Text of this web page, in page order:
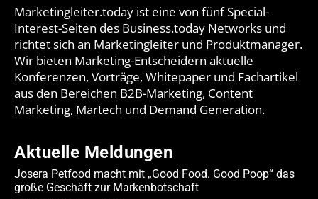
Marketingleiter.today ist eine von fünf Special-
Interest-Seiten des Business.today Networks und
richtet sich an Marketingleiter und Produktmanager.
Wir bieten Marketing-Entscheidern aktuelle
Konferenzen, Vorträge, Whitepaper und Fachartikel
aus den Bereichen B2B-Marketing, Content
Marketing, Martech und Demand Generation.
Aktuelle Meldungen
Josera Petfood macht mit „Good Food. Good Poop“ das
große Geschäft zur Markenbotschaft